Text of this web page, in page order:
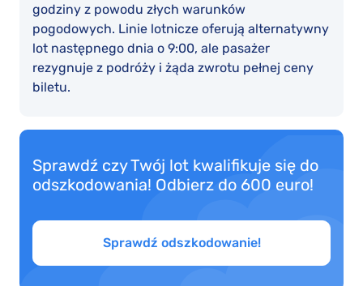
godziny z powodu złych warunków
pogodowych. Linie lotnicze oferują alternatywny
lot następnego dnia o 9:00, ale pasażer
rezygnuje z podróży i żąda zwrotu pełnej ceny
biletu.
Sprawdź czy Twój lot kwalifikuje się do
odszkodowania! Odbierz do 600 euro!
Sprawdź odszkodowanie!